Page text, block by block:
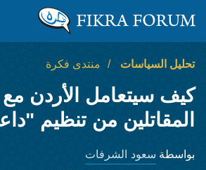
معهد واشنطن لسياسات الشرق الأدنى
تحليل السياسات منتدى فكرة
كيف سيتعامل الأردن
المقاتلين من تنظيم
بواسطةسعود الشرفات